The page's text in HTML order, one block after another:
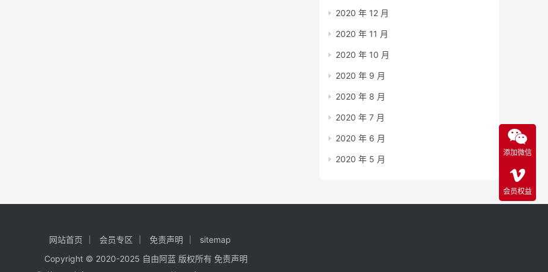
2020 年 12 月
2020 年 11 月
2020 年 10 月
2020 年 9 月
2020 年 8 月
2020 年 7 月
2020 年 6 月
2020 年 5 月
网站首页 会员专区 免责声明
sitemap
Copyright © 2020-2025 自由阿蓝 版权所有 免责声明
添加微信
会员权益